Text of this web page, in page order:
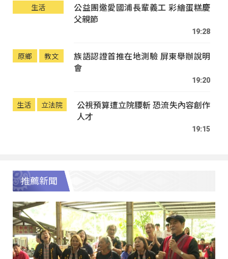
生活
公益團邀愛國浦長輩義工 彩繪蛋糕慶
父親節
19:28
原鄉 教文
族語認證首推在地測驗 屏東舉辦說明
會
19:20
生活 立法院
公視預算遭立院腰斬 恐流失內容創作
人才
19:15
推薦新聞